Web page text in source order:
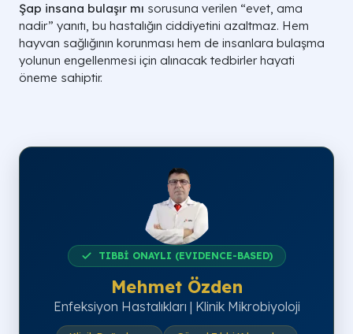
Şap insana bulaşır mı sorusuna verilen “evet, ama
nadir” yanıtı, bu hastalığın ciddiyetini azaltmaz. Hem
hayvan sağlığının korunması hem de insanlara bulaşma
yolunun engellenmesi için alınacak tedbirler hayati
öneme sahiptir.
TIBBİ ONAYLI (EVIDENCE-BASED)
Mehmet Özden
Enfeksiyon Hastalıkları | Klinik Mikrobiyoloji